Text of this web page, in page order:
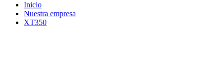
Inicio
Nuestra empresa
XT350